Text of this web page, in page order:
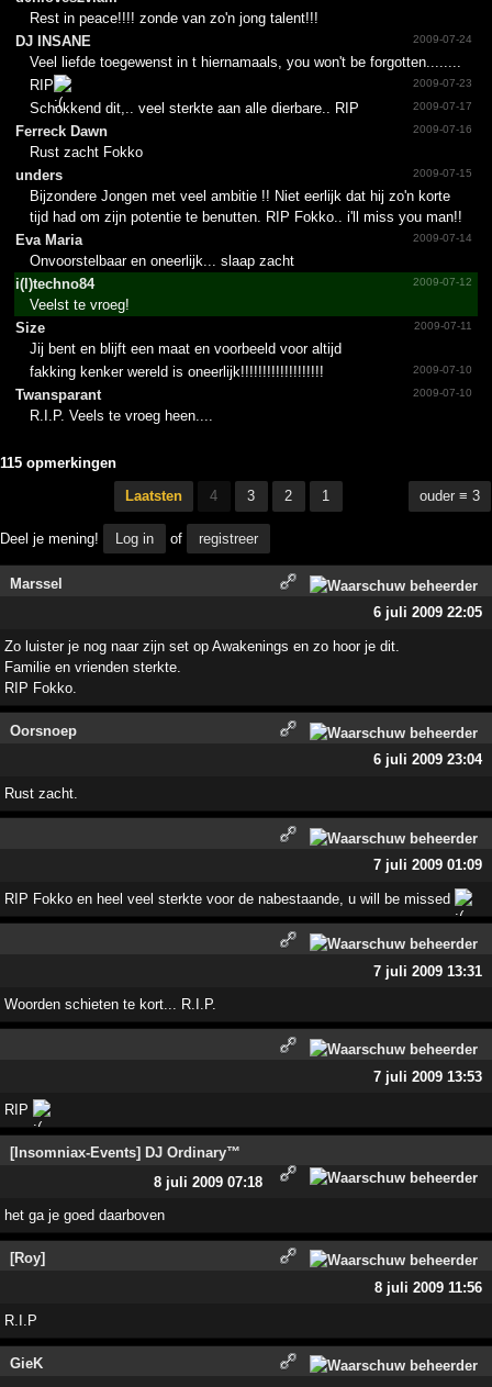
Rest in peace!!!! zonde van zo'n jong talent!!!
DJ INSANE
2009-07-24
Veel liefde toegewenst in t hiernamaals, you won't be forgotten........
2009-07-23
RIP
2009-07-17
Schokkend dit,.. veel sterkte aan alle dierbare.. RIP
Ferreck Dawn
2009-07-16
Rust zacht Fokko
unders
2009-07-15
Bijzondere Jongen met veel ambitie !! Niet eerlijk dat hij zo'n korte
tijd had om zijn potentie te benutten. RIP Fokko.. i'll miss you man!!
Eva Maria
2009-07-14
Onvoorstelbaar en oneerlijk... slaap zacht
i(l)techno84
2009-07-12
Veelst te vroeg!
Size
2009-07-11
Jij bent en blijft een maat en voorbeeld voor altijd
2009-07-10
fakking kenker wereld is oneerlijk!!!!!!!!!!!!!!!!!!!
Twansparant
2009-07-10
R.I.P. Veels te vroeg heen....
115 opmerkingen
Laatsten 4 3 2 1 ouder ≡ 3
Deel je mening! Log in of registreer
Marssel
6 juli 2009 22:05
Zo luister je nog naar zijn set op Awakenings en zo hoor je dit.
Familie en vrienden sterkte.
RIP Fokko.
Oorsnoep
6 juli 2009 23:04
Rust zacht.
7 juli 2009 01:09
RIP Fokko en heel veel sterkte voor de nabestaande, u will be missed
7 juli 2009 13:31
Woorden schieten te kort... R.I.P.
7 juli 2009 13:53
RIP
[Insomniax-Events] DJ Ordinary™
8 juli 2009 07:18
het ga je goed daarboven
[Roy]
8 juli 2009 11:56
R.I.P
GieK